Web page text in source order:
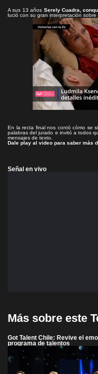
A sus 13 años Serely Cuadra,
lució con su gran interpretación
En la recta final nos contó cómo se
palabras del jurado e invitó a todos
mensajes de texto.
Dale play al video para saber más
Señal en vivo
Más sobre este
Got Talent Chile: Revive el
programa de talentos